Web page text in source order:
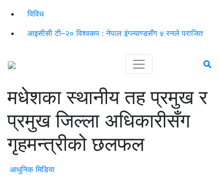
विविध
आइसीसी टी–२० विश्वकप : नेपाल इंग्ल्याण्डसँग ४ रनले पराजित
मधेशका स्थानीय तह प्रमुख र
प्रमुख जिल्ला अधिकारीसँग
गृहमन्त्रीको छलफल
आधुनिक मिडिया